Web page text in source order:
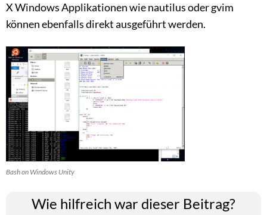
X Windows Applikationen wie nautilus oder gvim
können ebenfalls direkt ausgeführt werden.
Bash on Windows Unity
Wie hilfreich war dieser Beitrag?